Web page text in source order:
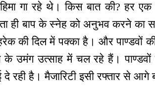
गा रहे थे। किस बात की? हर
ही बाप के स्नेह को अनुभव करने का
की दिल में पक्का है। और पाण्डवों
उमंग उत्साह में चल रहे हैं। पाण्डवों
दे रही है। मैजारिटी इसी रफ्तार से आगे